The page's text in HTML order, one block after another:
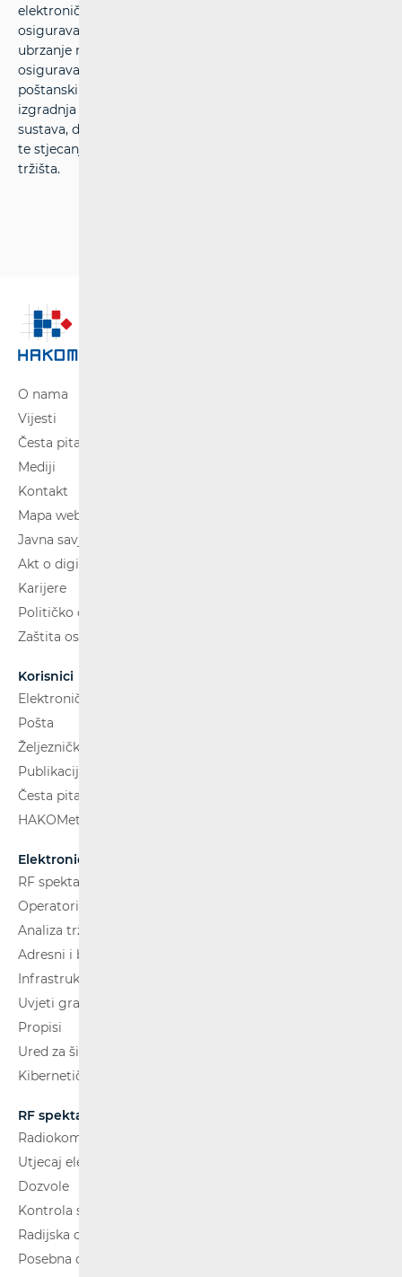
elektroničkih komunikacija i poštanskih usluga,
osiguravanje učinkovitog korištenja ograničenih resursa,
ubrzanje rasta širokopojasnih proizvoda i usluga,
osiguravanje pristupačne ponude komunikacijskih i
poštanskih usluga, zaštita i informiranje korisnika,
izgradnja učinkovitog i sveobuhvatnog informacijskog
sustava, definiranje i implementiranje učinkovitih procesa
te stjecanje multidisciplinarnih kompetencija reguliranja
tržišta.
O nama
Vijesti
Česta pitanja
Mediji
Kontakt
Mapa weba
Javna savjetovanja
Akt o digitalnim uslugama
Karijere
Političko oglašavanje
Zaštita osobnih podataka
Korisnici
Elektroničke komunikacije
Pošta
Željeznički putnički prijevoz
Publikacije
Česta pitanja
HAKOMetar
Elektroničke komunikacije
RF spektar
Operatori i usluge
Analiza tržišta
Adresni i brojevni prostor
Infrastruktura
Uvjeti gradnje
Propisi
Ured za širokopojasnost (BCO)
Kibernetička sigurnost
RF spektar
Radiokomunikacije i radiodifuzija
Utjecaj elektromagnetskih polja (EMP)
Dozvole
Kontrola spektra
Radijska oprema
Posebna ovlaštenja